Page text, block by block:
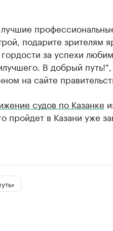
подарите зрителям
за успехи
В добрый путь!",
на сайте
судов по Казанке
пройдет в Казани уже